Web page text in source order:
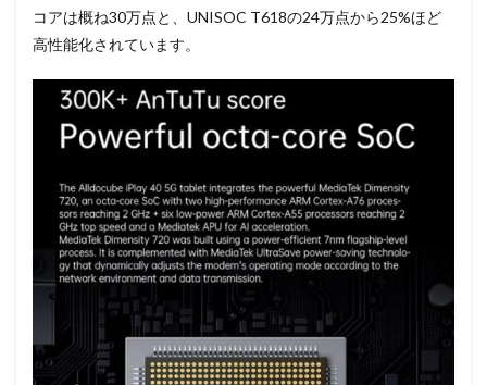
コアは概ね30万点と、UNISOC T618の24万点から25%ほど
高性能化されています。